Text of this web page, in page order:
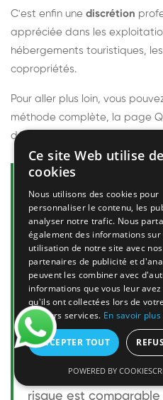
C'est enfin une discrétion
appréciée dans les
hébergements touristiques,
copropriétés.
Pour aller plus loin, vous
méthode complète, la page
découvrir
Questions
Le frelon européen
l'homme ?
Le frelon européen
taille mais
son nid. Sa piqûre est
celle d'une guêpe
une personne non
bénigne. Pour une
risque est
Ce site Web utilise
cookies
Nous utilisons des cookies pour
personnaliser le contenu, les
analyser notre trafic. Nous
également des informations sur
utilisation de notre site avec nos
partenaires de publicité et
peuvent les combiner avec
informations que vous leur
qu'ils ont collectées lors de
de leurs services. En savoir plus
ACCEPTER TOUT
POWERED BY